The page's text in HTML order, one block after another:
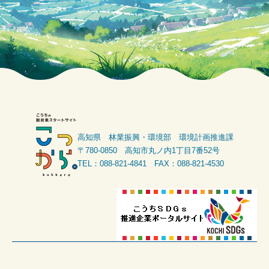
高知県 林業振興・環境部 環境計画推進課
〒780-0850 高知市丸ノ内1丁目7番52号
TEL：088-821-4841 FAX：088-821-4530